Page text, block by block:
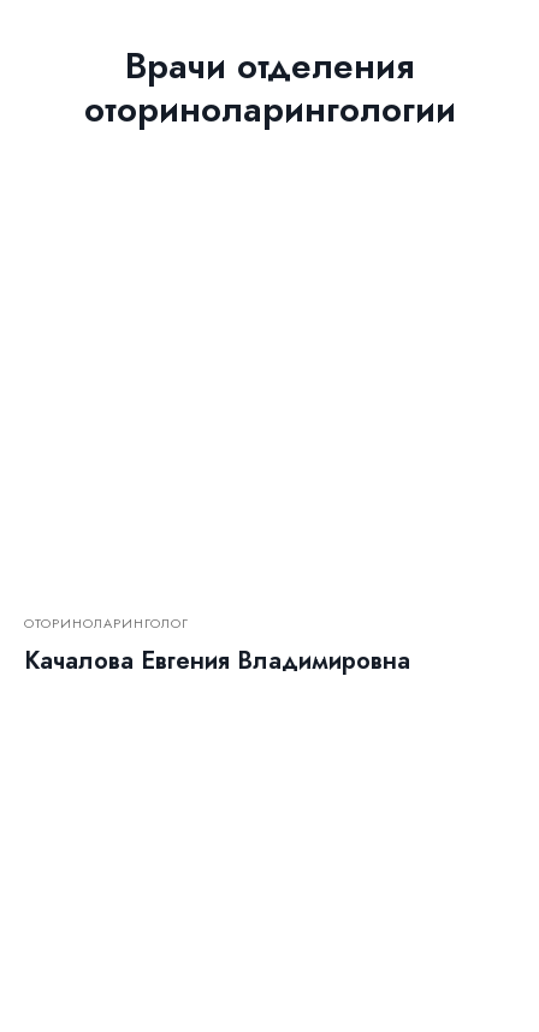
Врачи отделения
оториноларингологии
ОТОРИНОЛАРИНГОЛОГ
Качалова Евгения Владимировна